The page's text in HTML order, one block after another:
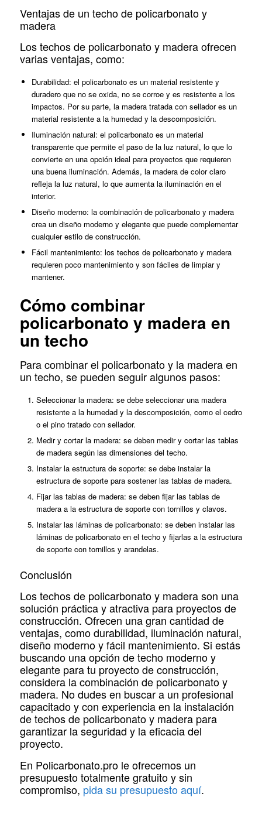
Ventajas de un techo de policarbonato y
madera
Los techos de policarbonato y madera ofrecen
varias ventajas, como:
Durabilidad: el policarbonato es un material resistente y
duradero que no se oxida, no se corroe y es resistente a los
impactos. Por su parte, la madera tratada con sellador es un
material resistente a la humedad y la descomposición.
Iluminación natural: el policarbonato es un material
transparente que permite el paso de la luz natural, lo que lo
convierte en una opción ideal para proyectos que requieren
una buena iluminación. Además, la madera de color claro
refleja la luz natural, lo que aumenta la iluminación en el
interior.
Diseño moderno: la combinación de policarbonato y madera
crea un diseño moderno y elegante que puede complementar
cualquier estilo de construcción.
Fácil mantenimiento: los techos de policarbonato y madera
requieren poco mantenimiento y son fáciles de limpiar y
mantener.
Cómo combinar
policarbonato y madera en
un techo
Para combinar el policarbonato y la madera en
un techo, se pueden seguir algunos pasos:
Seleccionar la madera: se debe seleccionar una madera
resistente a la humedad y la descomposición, como el cedro
o el pino tratado con sellador.
Medir y cortar la madera: se deben medir y cortar las tablas
de madera según las dimensiones del techo.
Instalar la estructura de soporte: se debe instalar la
estructura de soporte para sostener las tablas de madera.
Fijar las tablas de madera: se deben fijar las tablas de
madera a la estructura de soporte con tornillos y clavos.
Instalar las láminas de policarbonato: se deben instalar las
láminas de policarbonato en el techo y fijarlas a la estructura
de soporte con tornillos y arandelas.
Conclusión
Los techos de policarbonato y madera son una
solución práctica y atractiva para proyectos de
construcción. Ofrecen una gran cantidad de
ventajas, como durabilidad, iluminación natural,
diseño moderno y fácil mantenimiento. Si estás
buscando una opción de techo moderno y
elegante para tu proyecto de construcción,
considera la combinación de policarbonato y
madera. No dudes en buscar a un profesional
capacitado y con experiencia en la instalación
de techos de policarbonato y madera para
garantizar la seguridad y la eficacia del
proyecto.
En Policarbonato.pro le ofrecemos un
presupuesto totalmente gratuito y sin
compromiso, pida su presupuesto aquí.